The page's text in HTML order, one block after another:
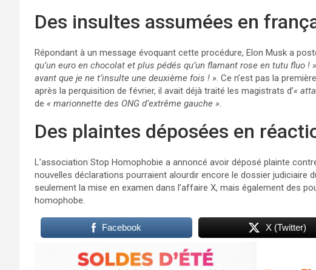
Des insultes assumées en
Répondant à un message évoquant cette procédure, Elon Musk a
qu’un euro en chocolat et plus pédés qu’un flamant rose en tutu fluo ! »
avant que je ne t’insulte une deuxième fois ! ». Ce n’est pas la
après la perquisition de février, il avait déjà traité les magistrats d’«
de « marionnette des ONG d’extrême gauche ».
Des plaintes déposées en
L’association Stop Homophobie a annoncé avoir déposé plainte
nouvelles déclarations pourraient alourdir encore le dossier judiciaire
seulement la mise en examen dans l’affaire X, mais également des
homophobe.
Facebook X (Twitter)